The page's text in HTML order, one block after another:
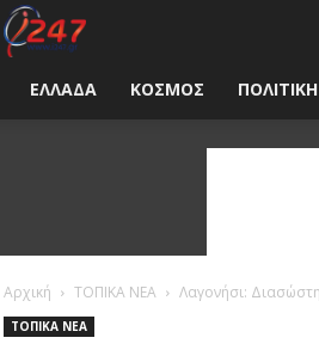
i247
News
ΕΛΛΑΔΑ ΚΟΣΜΟΣ ΠΟΛΙΤΙΚΗ
Αρχική ΤΟΠΙΚΑ ΝΕΑ Λαγονήσι:
ΤΟΠΙΚΑ ΝΕΑ